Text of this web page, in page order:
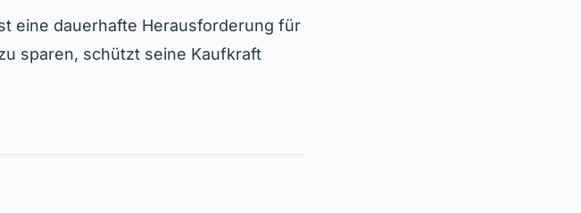
eine dauerhafte Herausforderung für
sparen, schützt seine Kaufkraft